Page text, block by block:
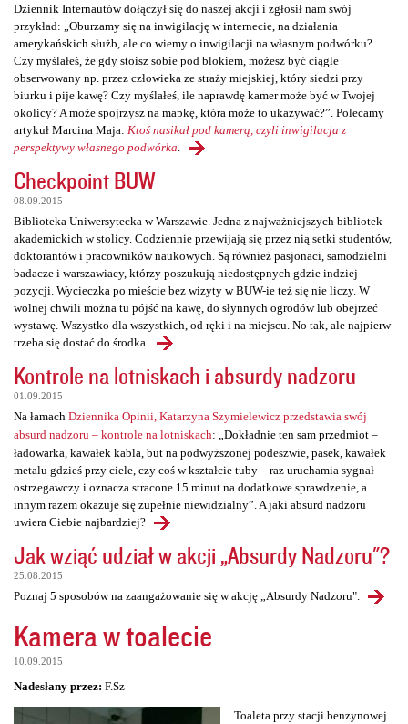
Dziennik Internautów dołączył się do naszej akcji i zgłosił nam swój
przykład: „Oburzamy się na inwigilację w internecie, na działania
amerykańskich służb, ale co wiemy o inwigilacji na własnym podwórku?
Czy myślałeś, że gdy stoisz sobie pod blokiem, możesz być ciągle
obserwowany np. przez człowieka ze straży miejskiej, który siedzi przy
biurku i pije kawę? Czy myślałeś, ile naprawdę kamer może być w Twojej
okolicy? A może spojrzysz na mapkę, która może to ukazywać?”. Polecamy
artykuł Marcina Maja: Ktoś nasikał pod kamerą, czyli inwigilacja z
perspektywy własnego podwórka
Checkpoint BUW
08.09.2015
Biblioteka Uniwersytecka w Warszawie. Jedna z najważniejszych bibliotek
akademickich w stolicy. Codziennie przewijają się przez nią setki studentów,
doktorantów i pracowników naukowych. Są również pasjonaci, samodzielni
badacze i warszawiacy, którzy poszukują niedostępnych gdzie indziej
pozycji. Wycieczka po mieście bez wizyty w BUW-ie też się nie liczy. W
wolnej chwili można tu pójść na kawę, do słynnych ogrodów lub obejrzeć
wystawę. Wszystko dla wszystkich, od ręki i na miejscu. No tak, ale najpierw
trzeba się dostać do środka.
Kontrole na lotniskach i absurdy nadzoru
01.09.2015
Na łamach Dziennika Opinii, Katarzyna Szymielewicz przedstawia swój
absurd nadzoru – kontrole na lotniskach: „Dokładnie ten sam przedmiot –
ładowarka, kawałek kabla, but na podwyższonej podeszwie, pasek, kawałek
metalu gdzieś przy ciele, czy coś w kształcie tuby – raz uruchamia sygnał
ostrzegawczy i oznacza stracone 15 minut na dodatkowe sprawdzenie, a
innym razem okazuje się zupełnie niewidzialny”. A jaki absurd nadzoru
uwiera Ciebie najbardziej?
Jak wziąć udział w akcji „Absurdy Nadzoru"?
25.08.2015
Poznaj 5 sposobów na zaangażowanie się w akcję „Absurdy Nadzoru".
Kamera w toalecie
10.09.2015
Nadesłany przez: F.Sz
Toaleta przy stacji benzynowej